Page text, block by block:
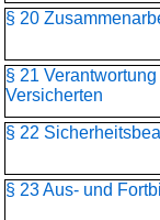
§ 20
§ 21
Versicherten
§ 22
§ 23 Aus- und